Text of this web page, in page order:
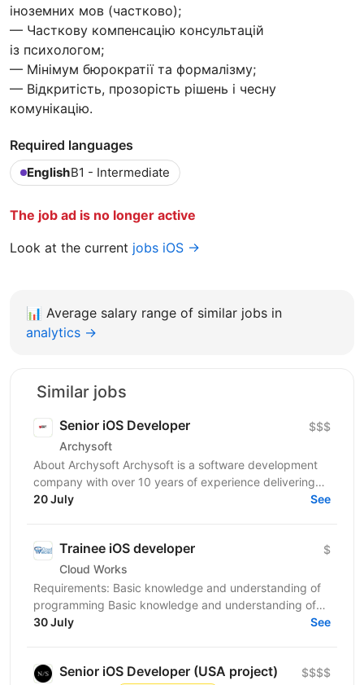
іноземних мов (частково);
— Часткову компенсацію консультацій
із психологом;
— Мінімум бюрократії та формалізму;
— Відкритість, прозорість рішень і чесну
комунікацію.
Required languages
EnglishB1 - Intermediate
The job ad is no longer active
Look at the current jobs iOS →
📊 Average salary range of similar jobs in
analytics →
Similar jobs
Senior iOS Developer
Archysoft
$$$
About Archysoft Archysoft is a software development
company with over 10 years of experience delivering
solutions to clients across the United States and...
20 July See
Trainee iOS developer
Cloud Works
$
Requirements: Basic knowledge and understanding of
programming Basic knowledge and understanding of
OOP Basic knowledge of Swift Basic knowledge of...
30 July See
Senior iOS Developer (USA project) $$$$